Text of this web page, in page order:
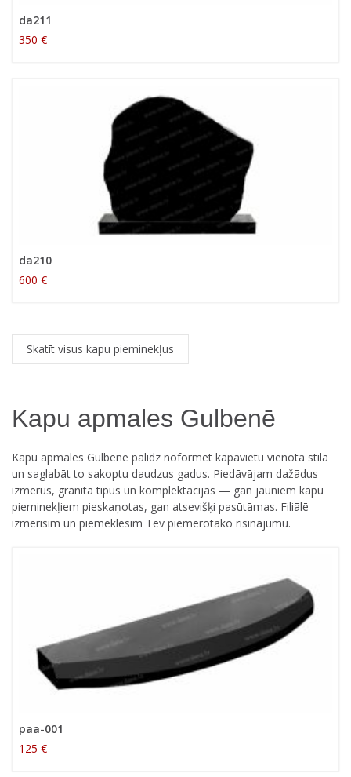
da211
350 €
da210
600 €
Skatīt visus kapu pieminekļus
Kapu apmales Gulbenē
Kapu apmales Gulbenē palīdz noformēt kapavietu vienotā stilā
un saglabāt to sakoptu daudzus gadus. Piedāvājam dažādus
izmērus, granīta tipus un komplektācijas — gan jauniem kapu
pieminekļiem pieskaņotas, gan atsevišķi pasūtāmas. Filiālē
izmērīsim un piemeklēsim Tev piemērotāko risinājumu.
paa-001
125 €